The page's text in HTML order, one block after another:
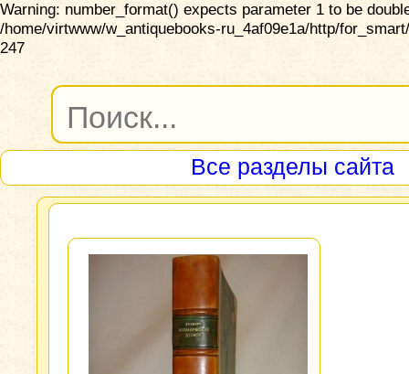
Warning: number_format() expects parameter 1 to be
/home/virtwww/w_antiquebooks-ru_4af09e1a/http/
247
Все разделы сайта